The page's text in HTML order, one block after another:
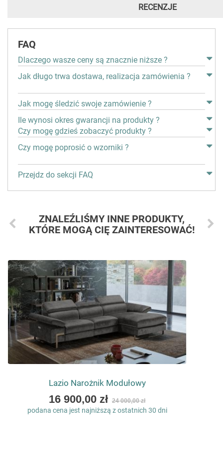
RECENZJE
FAQ
Dlaczego wasze ceny są znacznie niższe ?
Jak długo trwa dostawa, realizacja zamówienia ?
Jak mogę śledzić swoje zamówienie ?
Ile wynosi okres gwarancji na produkty ?
Czy mogę gdzieś zobaczyć produkty ?
Czy mogę poprosić o wzorniki ?
Przejdz do sekcji FAQ
ZNALEŹLIŚMY INNE PRODUKTY,
KTÓRE MOGĄ CIĘ ZAINTERESOWAĆ!
Lazio Narożnik Modułowy
As
low
16 900,00 zł 24 000,00 zł
podana cena jest najniższą z ostatnich 30 dni